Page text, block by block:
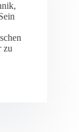
zu